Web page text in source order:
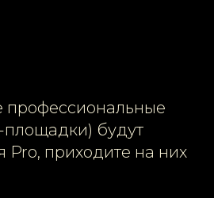
профессиональные
площадки) будут
Pro, приходите на них